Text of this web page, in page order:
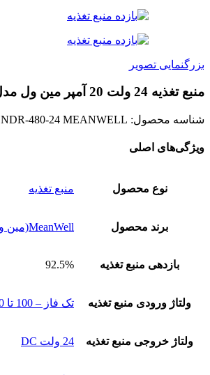
بزرگنمایی تصویر
منبع تغذیه 24 ولت 20 آمپر مین ول مدل NDR-480-24
شناسه محصول: NDR-480-24 MEANWELL
ویژگی‌های اصلی
نوع محصول منبع تغذیه
برند محصول MeanWell(مین ول)
بازدهی منبع تغذیه 92.5%
ولتاژ ورودی منبع تغذیه تک فاز – 100 تا 240 ولت AC
ولتاژ خروجی منبع تغذیه 24 ولت DC